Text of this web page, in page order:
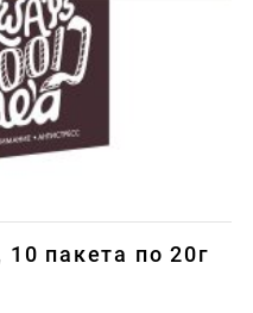
10 пакета по 20г